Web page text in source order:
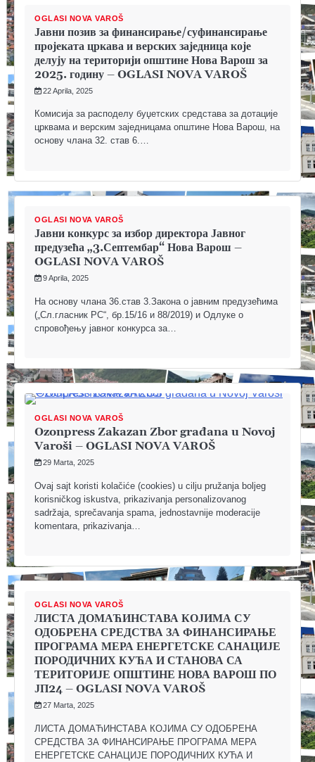
OGLASI NOVA VAROŠ
Јавни позив за финансирање/суфинансирање
пројеката цркава и верских заједница које
делују на територији општине Нова Варош за
2025. годину – OGLASI NOVA VAROŠ
22 Aprila, 2025
Комисија за расподелу буџетских средстава за дотације
црквама и верским заједницама општине Нова Варош, на
основу члана 32. став 6.…
OGLASI NOVA VAROŠ
Јавни конкурс за избор директора Јавног
предузећа „3.Септембар“ Нова Варош –
OGLASI NOVA VAROŠ
9 Aprila, 2025
На основу члана 36.став 3.Закона о јавним предузећима
(„Сл.гласник РС“, бр.15/16 и 88/2019) и Одлуке о
спровођењу јавног конкурса за…
OGLASI NOVA VAROŠ
Ozonpress Zakazan Zbor građana u Novoj
Varoši – OGLASI NOVA VAROŠ
29 Marta, 2025
Ovaj sajt koristi kolačiće (cookies) u cilju pružanja boljeg
korisničkog iskustva, prikazivanja personalizovanog
sadržaja, sprečavanja spama, jednostavnije moderacije
komentara, prikazivanja…
OGLASI NOVA VAROŠ
ЛИСТА ДОМАЋИНСТАВА КОЈИМА СУ
ОДОБРЕНА СРЕДСТВА ЗА ФИНАНСИРАЊЕ
ПРОГРАМА МЕРА ЕНЕРГЕТСКЕ САНАЦИЈЕ
ПОРОДИЧНИХ КУЋА И СТАНОВА СА
ТЕРИТОРИЈЕ ОПШТИНЕ НОВА ВАРОШ ПО
ЈП24 – OGLASI NOVA VAROŠ
27 Marta, 2025
ЛИСТА ДОМАЋИНСТАВА КОЈИМА СУ ОДОБРЕНА
СРЕДСТВА ЗА ФИНАНСИРАЊЕ ПРОГРАМА МЕРА
ЕНЕРГЕТСКЕ САНАЦИЈЕ ПОРОДИЧНИХ КУЋА И